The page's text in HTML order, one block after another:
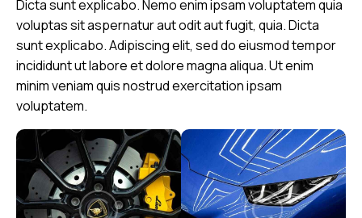
Dicta sunt explicabo. Nemo enim ipsam voluptatem quia
voluptas sit aspernatur aut odit aut fugit, quia. Dicta
sunt explicabo. Adipiscing elit, sed do eiusmod tempor
incididunt ut labore et dolore magna aliqua. Ut enim
minim veniam quis nostrud exercitation ipsam
voluptatem.